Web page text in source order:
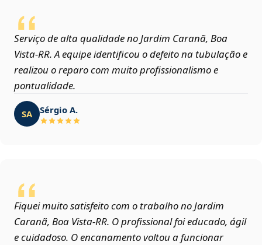
Serviço de alta qualidade no Jardim Caranã, Boa
Vista‑RR. A equipe identificou o defeito na tubulação e
realizou o reparo com muito profissionalismo e
pontualidade.
SA Sérgio A.
Fiquei muito satisfeito com o trabalho no Jardim
Caranã, Boa Vista‑RR. O profissional foi educado, ágil
e cuidadoso. O encanamento voltou a funcionar